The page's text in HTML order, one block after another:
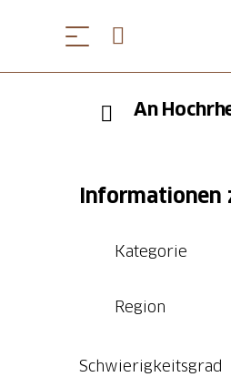
An
Informationen
Kategorie
Region
Schwierigkeitsgrad